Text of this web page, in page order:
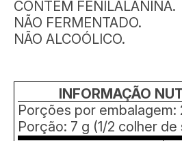
CONTÉM FENILALANINA.
NÃO FERMENTADO.
NÃO ALCOÓLICO.
INFORMAÇÃO
Porções por embalagem:
Porção: 7 g (1/2 colher de